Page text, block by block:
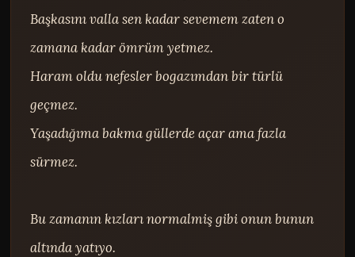
Başkasını valla sen kadar sevemem zaten o
zamana kadar ömrüm yetmez.
Haram oldu nefesler bogazımdan bir türlü
geçmez.
Yaşadığıma bakma güllerde açar ama fazla
sürmez.
Bu zamanın kızları normalmiş gibi onun bunun
altında yatıyo.